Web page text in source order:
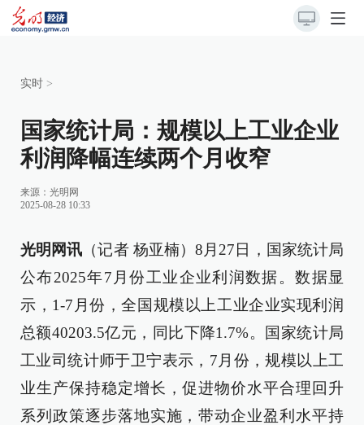
实时 >
国家统计局：规模以上工业企业
利润降幅连续两个月收窄
来源： 光明网
2025-08-28 10:33
光明网讯 （记者 杨亚楠）8月27日，国家统计局
公布2025年7月份工业企业利润数据。数据显
示，1-7月份，全国规模以上工业企业实现利润
总额40203.5亿元，同比下降1.7%。国家统计局
工业司统计师于卫宁表示，7月份，规模以上工
业生产保持稳定增长，促进物价水平合理回升
系列政策逐步落地实施，带动企业盈利水平持